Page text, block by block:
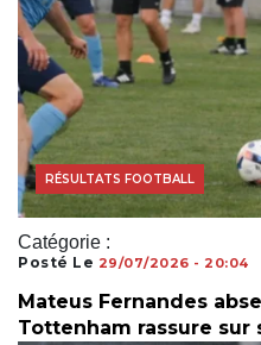
Catégorie :
COUPE DU MONDE
RÉSULTATS FOOTBALL
Posté Le 29/07/2026 - 20:04
Mateus Fernandes
Tottenham rassure sur